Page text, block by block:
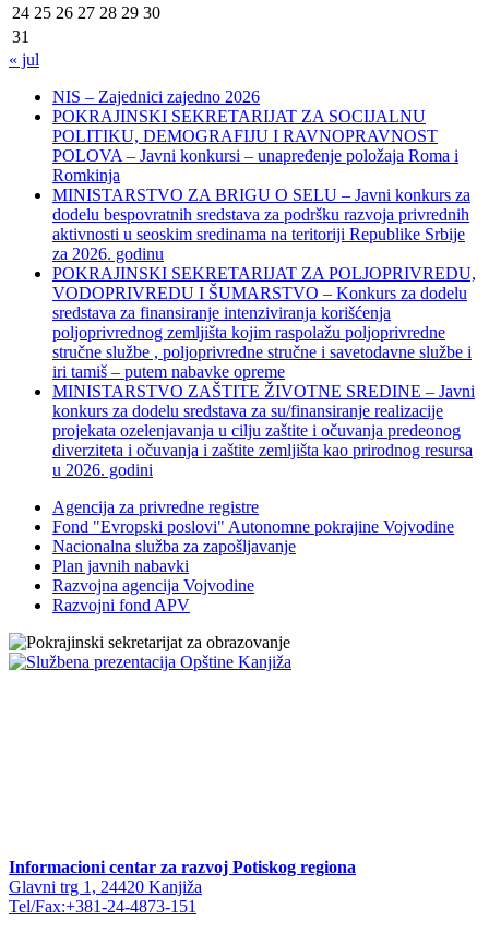
24 25 26 27 28 29 30
31
« jul
NIS – Zajednici zajedno 2026
POKRAJINSKI SEKRETARIJAT ZA SOCIJALNU
POLITIKU, DEMOGRAFIJU I RAVNOPRAVNOST
POLOVA – Javni konkursi – unapređenje položaja Roma i
Romkinja
MINISTARSTVO ZA BRIGU O SELU – Javni konkurs za
dodelu bespovratnih sredstava za podršku razvoja privrednih
aktivnosti u seoskim sredinama na teritoriji Republike Srbije
za 2026. godinu
POKRAJINSKI SEKRETARIJAT ZA POLJOPRIVREDU,
VODOPRIVREDU I ŠUMARSTVO – Konkurs za dodelu
sredstava za finansiranje intenziviranja korišćenja
poljoprivrednog zemljišta kojim raspolažu poljoprivredne
stručne službe , poljoprivredne stručne i savetodavne službe i
iri tamiš ‒ putem nabavke opreme
MINISTARSTVO ZAŠTITE ŽIVOTNE SREDINE – Javni
konkurs za dodelu sredstava za su/finansiranje realizacije
projekata ozelenjavanja u cilju zaštite i očuvanja predeonog
diverziteta i očuvanja i zaštite zemljišta kao prirodnog resursa
u 2026. godini
Agencija za privredne registre
Fond "Evropski poslovi" Autonomne pokrajine Vojvodine
Nacionalna služba za zapošljavanje
Plan javnih nabavki
Razvojna agencija Vojvodine
Razvojni fond APV
Informacioni centar za razvoj Potiskog regiona
Glavni trg 1, 24420 Kanjiža
Tel/Fax:+381-24-4873-151